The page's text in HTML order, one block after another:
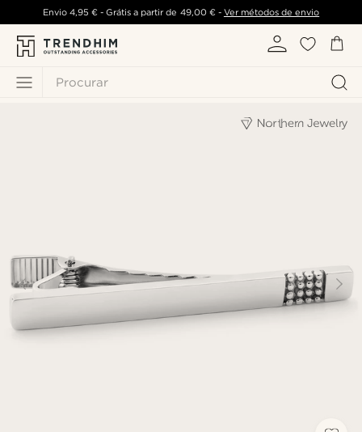
Procurar
Envio 4,95 €- Grátis a partir de 49,00 €- Ver métodos de envio